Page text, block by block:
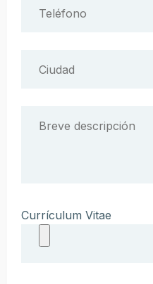
Currículum Vitae